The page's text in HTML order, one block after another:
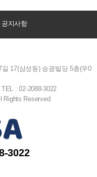
공지사항
17(삼성동) 승광빌딩 5층(우0
TEL : 02-2088-3022
Rights Reserved.
3022